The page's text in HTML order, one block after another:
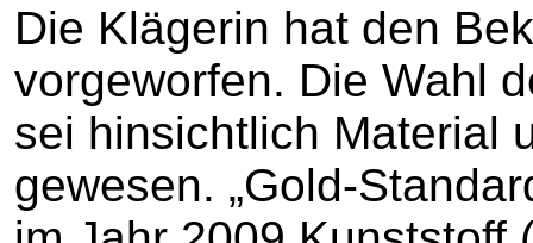
Die Klägerin hat den
vorgeworfen. Die Wahl
sei hinsichtlich Material
gewesen. „Gold-